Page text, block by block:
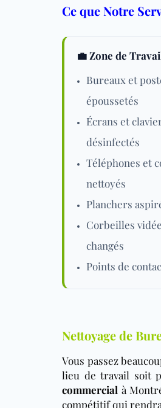
Ce que Notre
💼 Zone de
Bureaux et
époussetés
Écrans et
désinfectés
Téléphones et
nettoyés
Planchers
Corbeilles
changés
Points de
Nettoyage de
Vous passez
lieu de travail soit
commercial à
compétitif qui